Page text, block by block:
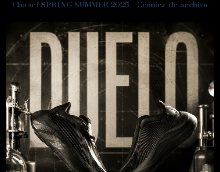
Chanel SPRING SUMMER 2025 – Crónica de archivo